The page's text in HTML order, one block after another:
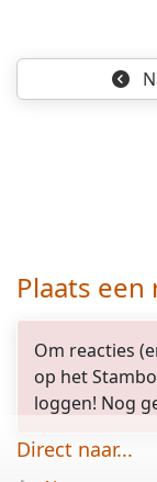
Plaats een
Om reacties
op het
loggen! Nog
Direct naar...